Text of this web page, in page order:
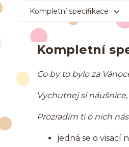
Kompletní specifikace
Kompletní
Co by to bylo za
Vychutnej si
Prozradím ti o nich
jedná se o visací